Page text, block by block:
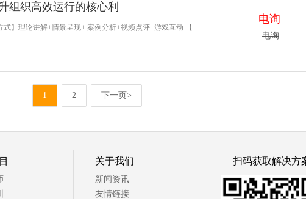
组织高效运行的核心利
式】理论讲解+情景呈现+ 案例分析+视频点评+游戏互动 【
电询
电询
1 2 下一页>
关于我们
新闻资讯
友情链接
扫码获取解决方